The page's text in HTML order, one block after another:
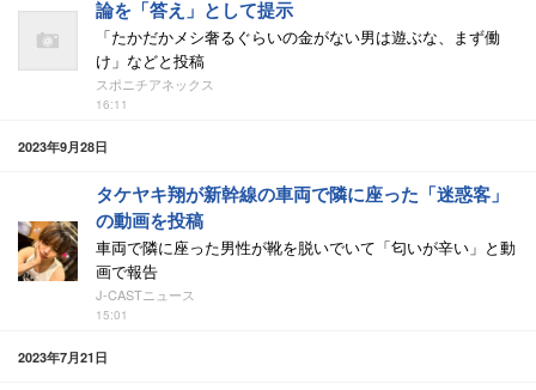
論を「答え」として提示
「たかだかメシ奢るぐらいの金がない男は遊ぶな、まず働
け」などと投稿
スポニチアネックス
16:11
2023年9月28日
タケヤキ翔が新幹線の車両で隣に座った「迷惑客」
の動画を投稿
車両で隣に座った男性が靴を脱いでいて「匂いが辛い」と動
画で報告
J-CASTニュース
15:01
2023年7月21日